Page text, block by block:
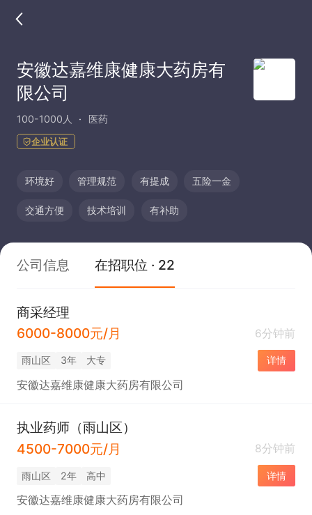
安徽达嘉维康健康大药房有
限公司
100-1000人 医药
企业认证
环境好 管理规范 有提成 五险一金
交通方便 技术培训 有补助
公司信息 在招职位 · 22
商采经理
6000-8000元/月
6分钟前
雨山区 3年 大专 详情
安徽达嘉维康健康大药房有限公司
执业药师（雨山区）
4500-7000元/月
8分钟前
雨山区 2年 高中 详情
安徽达嘉维康健康大药房有限公司